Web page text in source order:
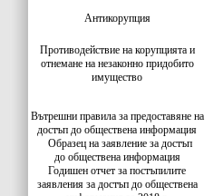
Антикорупция
Противодействие на корупцията и
отнемане на незаконно придобито
имущество
Вътрешни правила за предоставяне на
достъп до обществена информация
Образец на заявление за достъп
до обществена информация
Годишен отчет за постъпилите
заявления за достъп до обществена